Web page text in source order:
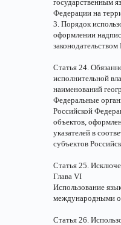
государственным
Федерации на
3. Порядок
оформлении
Статья 24.
исполнительной
наименований
Федеральные
Российской
объектов,
указателей в
субъектов
Статья 25.
Глава VI
Использование
международными
Статья 26.